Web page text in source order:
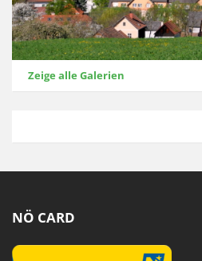
Zeige alle Galerien
NÖ CARD